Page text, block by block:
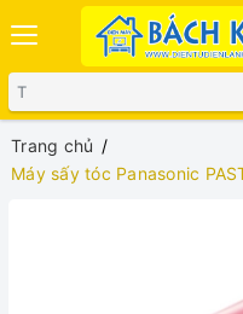
Trang chủ
Máy sấy tóc Panasonic